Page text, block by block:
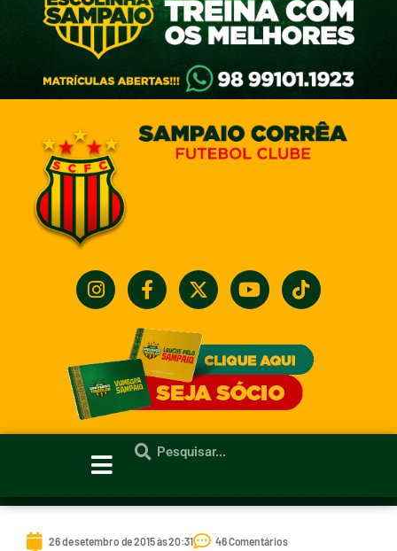
26 de setembro de 2015 às 20:31
46 Comentários